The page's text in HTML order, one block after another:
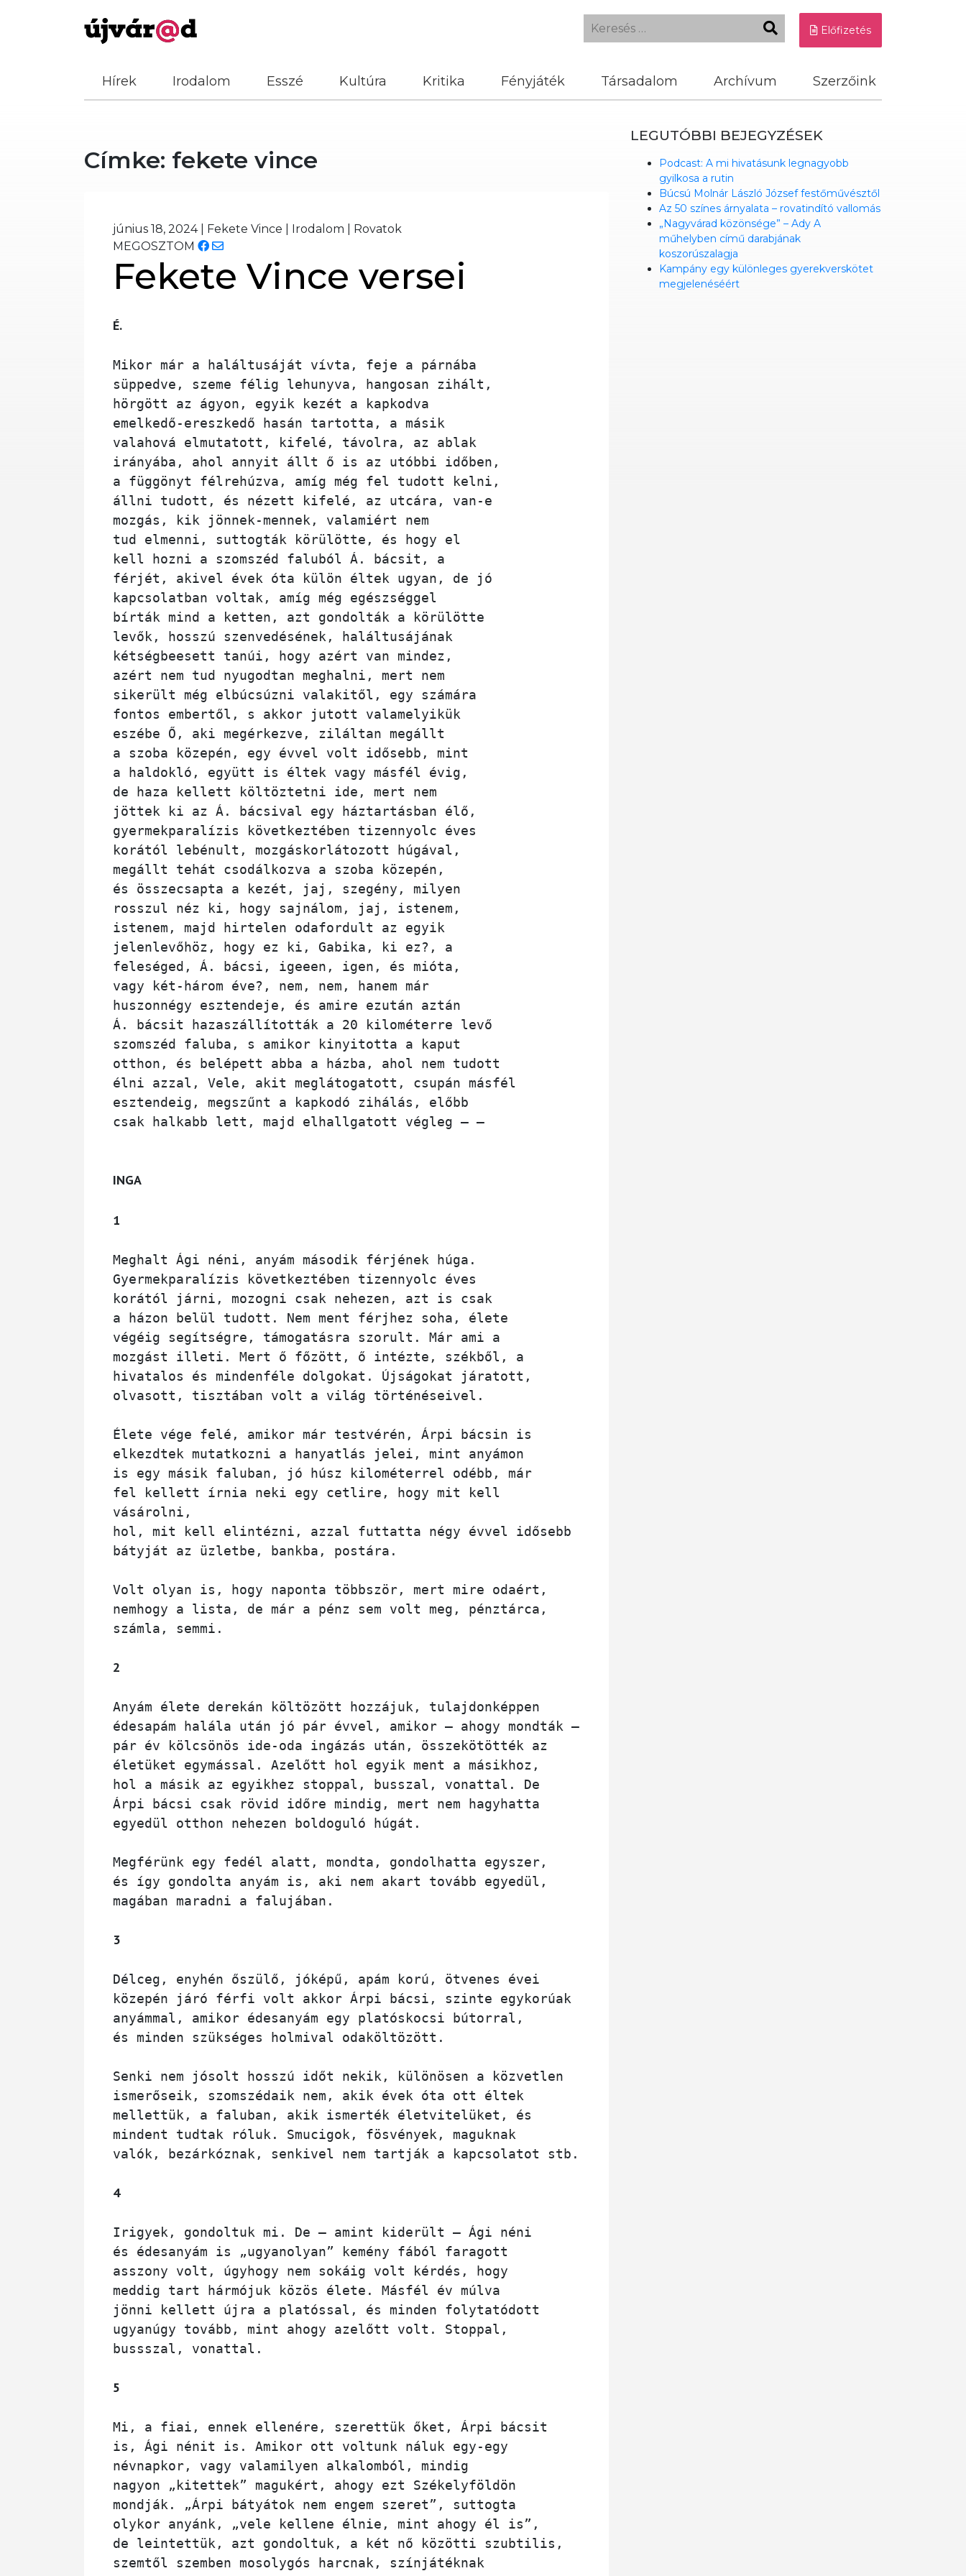
Előfizetés
Hírek Irodalom Esszé Kultúra Kritika Fényjáték Társadalom Archívum Szerzőink
Címke: fekete vince
június 18, 2024 Fekete Vince Irodalom
Rovatok
MEGOSZTOM
Fekete Vince versei
É.
Mikor már a haláltusáját vívta, feje a párnába
süppedve, szeme félig lehunyva, hangosan zihált,
hörgött az ágyon, egyik kezét a kapkodva
emelkedő-ereszkedő hasán tartotta, a másik
valahová elmutatott, kifelé, távolra, az ablak
irányába, ahol annyit állt ő is az utóbbi időben,
a függönyt félrehúzva, amíg még fel tudott kelni,
állni tudott, és nézett kifelé, az utcára, van-e
mozgás, kik jönnek-mennek, valamiért nem
tud elmenni, suttogták körülötte, és hogy el
kell hozni a szomszéd faluból Á. bácsit, a
férjét, akivel évek óta külön éltek ugyan, de jó
kapcsolatban voltak, amíg még egészséggel
bírták mind a ketten, azt gondolták a körülötte
levők, hosszú szenvedésének, haláltusájának
kétségbeesett tanúi, hogy azért van mindez,
azért nem tud nyugodtan meghalni, mert nem
sikerült még elbúcsúzni valakitől, egy számára
fontos embertől, s akkor jutott valamelyikük
eszébe Ő, aki megérkezve, ziláltan megállt
a szoba közepén, egy évvel volt idősebb, mint
a haldokló, együtt is éltek vagy másfél évig,
de haza kellett költöztetni ide, mert nem
jöttek ki az Á. bácsival egy háztartásban élő,
gyermekparalízis következtében tizennyolc éves
korától lebénult, mozgáskorlátozott húgával,
megállt tehát csodálkozva a szoba közepén,
és összecsapta a kezét, jaj, szegény, milyen
rosszul néz ki, hogy sajnálom, jaj, istenem,
istenem, majd hirtelen odafordult az egyik
jelenlevőhöz, hogy ez ki, Gabika, ki ez?, a
feleséged, Á. bácsi, igeeen, igen, és mióta,
vagy két-három éve?, nem, nem, hanem már
huszonnégy esztendeje, és amire ezután aztán
Á. bácsit hazaszállították a 20 kilométerre levő
szomszéd faluba, s amikor kinyitotta a kaput
otthon, és belépett abba a házba, ahol nem tudott
élni azzal, Vele, akit meglátogatott, csupán másfél
esztendeig, megszűnt a kapkodó zihálás, előbb
csak halkabb lett, majd elhallgatott végleg – –
INGA
1
Meghalt Ági néni, anyám második férjének húga.
Gyermekparalízis következtében tizennyolc éves
korától járni, mozogni csak nehezen, azt is csak
a házon belül tudott. Nem ment férjhez soha, élete
végéig segítségre, támogatásra szorult. Már ami a
mozgást illeti. Mert ő főzött, ő intézte, székből, a
hivatalos és mindenféle dolgokat. Újságokat járatott,
olvasott, tisztában volt a világ történéseivel.
Élete vége felé, amikor már testvérén, Árpi bácsin is
elkezdtek mutatkozni a hanyatlás jelei, mint anyámon
is egy másik faluban, jó húsz kilométerrel odébb, már
fel kellett írnia neki egy cetlire, hogy mit kell
vásárolni,
hol, mit kell elintézni, azzal futtatta négy évvel idősebb
bátyját az üzletbe, bankba, postára.
Volt olyan is, hogy naponta többször, mert mire odaért,
nemhogy a lista, de már a pénz sem volt meg, pénztárca,
számla, semmi.
2
Anyám élete derekán költözött hozzájuk, tulajdonképpen
pár év kölcsönös ide-oda ingázás után, összekötötték az
életüket egymással. Azelőtt hol egyik ment a másikhoz,
hol a másik az egyikhez stoppal, busszal, vonattal. De
Árpi bácsi csak rövid időre mindig, mert nem hagyhatta
egyedül otthon nehezen boldoguló húgát.
Megférünk egy fedél alatt, mondta, gondolhatta egyszer,
és így gondolta anyám is, aki nem akart tovább egyedül,
magában maradni a falujában.
3
Délceg, enyhén őszülő, jóképű, apám korú, ötvenes évei
közepén járó férfi volt akkor Árpi bácsi, szinte egykorúak
anyámmal, amikor édesanyám egy platóskocsi bútorral,
és minden szükséges holmival odaköltözött.
Senki nem jósolt hosszú időt nekik, különösen a közvetlen
ismerőseik, szomszédaik nem, akik évek óta ott éltek
mellettük, a faluban, akik ismerték életvitelüket, és
mindent tudtak róluk. Smucigok, fösvények, maguknak
4
Irigyek, gondoltuk mi. De – amint kiderült – Ági néni
és édesanyám is „ugyanolyan” kemény fából faragott
asszony volt, úgyhogy nem sokáig volt kérdés, hogy
meddig tart hármójuk közös élete. Másfél év múlva
jönni kellett újra a platóssal, és minden folytatódott
ugyanúgy tovább, mint ahogy azelőtt volt. Stoppal,
bussszal, vonattal.
5
Mi, a fiai, ennek ellenére, szerettük őket, Árpi bácsit
is, Ági nénit is. Amikor ott voltunk náluk egy-egy
névnapkor, vagy valamilyen alkalomból, mindig
nagyon „kitettek” magukért, ahogy ezt Székelyföldön
mondják. „Árpi bátyátok nem engem szeret”, suttogta
olykor anyánk, „vele kellene élnie, mint ahogy él is”,
de leintettük, azt gondoltuk, a két nő közötti szubtilis,
szemtől szemben mosolygós harcnak, színjátéknak
LEGUTÓBBI BEJEGYZÉSEK
Podcast: A mi hivatásunk legnagyobb
gyilkosa a rutin
Búcsú Molnár László József festőművésztől
Az 50 színes árnyalata – rovatindító vallomás
„Nagyvárad közönsége” – Ady A
műhelyben című darabjának
koszorúszalagja
Kampány egy különleges gyerekverskötet
megjelenéséért